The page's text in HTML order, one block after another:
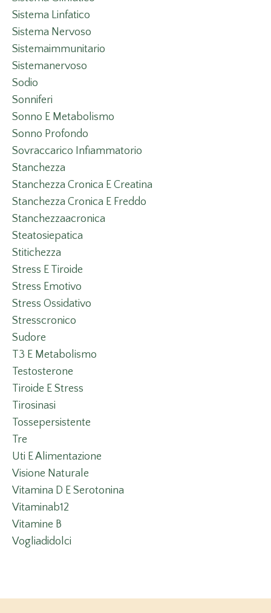
Sistema Linfatico
Sistema Nervoso
Sistemaimmunitario
Sistemanervoso
Sodio
Sonniferi
Sonno E Metabolismo
Sonno Profondo
Sovraccarico Infiammatorio
Stanchezza
Stanchezza Cronica E Creatina
Stanchezza Cronica E Freddo
Stanchezzaacronica
Steatosiepatica
Stitichezza
Stress E Tiroide
Stress Emotivo
Stress Ossidativo
Stresscronico
Sudore
T3 E Metabolismo
Testosterone
Tiroide E Stress
Tirosinasi
Tossepersistente
Tre
Uti E Alimentazione
Visione Naturale
Vitamina D E Serotonina
Vitaminab12
Vitamine B
Vogliadidolci